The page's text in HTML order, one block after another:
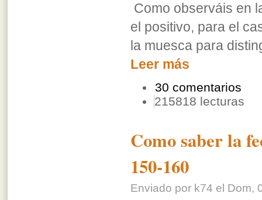
Como observáis en
el positivo, para el
la muesca para
Leer más
30 comentarios
215818 lecturas
Como saber la
150-160
Enviado por k74 el Dom,